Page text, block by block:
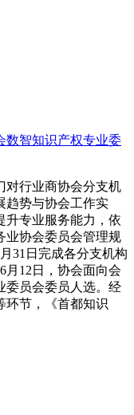
数智知识产权专业委
对行业商协会分支机
趋势与协会工作实
升专业服务能力，依
业协会委员会管理规
31日完成各分支机构
月12日，协会面向会
委员会委员人选。经
环节，《首都知识